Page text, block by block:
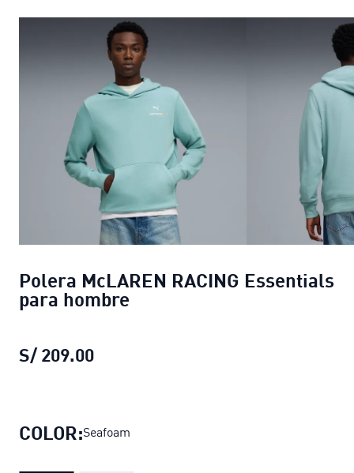
Polera McLAREN RACING Essentials
para hombre
S/ 209.00
COLOR:Seafoam